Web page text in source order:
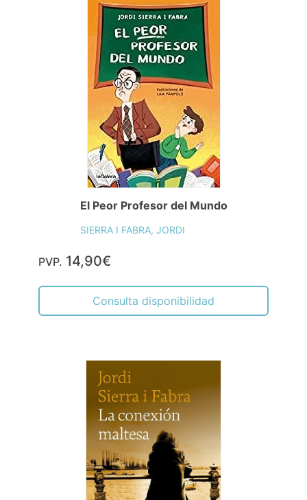
El Peor Profesor del Mundo
SIERRA I FABRA, JORDI
PVP. 14,90€
Consulta disponibilidad